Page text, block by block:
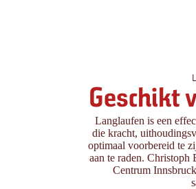
Geschikt
Langlaufen is een
die kracht,
optimaal voorbereid te
aan te raden. Christoph
Centrum